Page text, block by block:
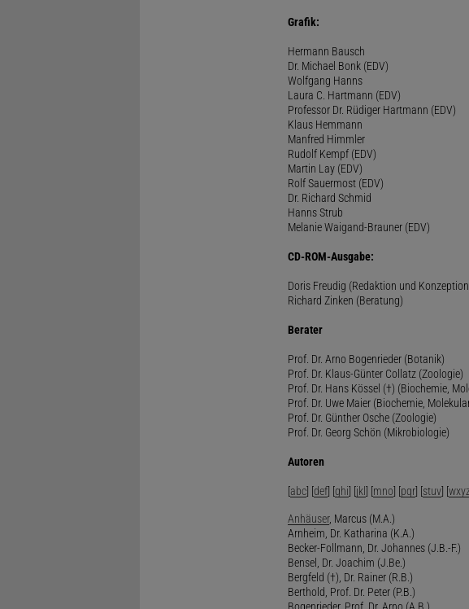
Grafik:
Hermann Bausch
Dr. Michael Bonk (EDV)
Wolfgang Hanns
Laura C. Hartmann (EDV)
Professor Dr. Rüdiger Hartmann (EDV)
Klaus Hemmann
Manfred Himmler
Rudolf Kempf (EDV)
Martin Lay (EDV)
Rolf Sauermost (EDV)
Dr. Richard Schmid
Hanns Strub
Melanie Waigand-Brauner (EDV)
CD-ROM-Ausgabe:
Doris Freudig (Redaktion und
Richard Zinken (Beratung)
Berater
Prof. Dr. Arno Bogenrieder (Botanik)
Prof. Dr. Klaus-Günter Collatz (Zoologie)
Prof. Dr. Hans Kössel (†) (Biochemie,
Prof. Dr. Uwe Maier (Biochemie,
Prof. Dr. Günther Osche (Zoologie)
Prof. Dr. Georg Schön (Mikrobiologie)
Autoren
[abc] [def] [ghi] [jkl] [mno] [pqr] [stuv] [
Anhäuser, Marcus (M.A.)
Arnheim, Dr. Katharina (K.A.)
Becker-Follmann, Dr. Johannes (J.B.-F.)
Bensel, Dr. Joachim (J.Be.)
Bergfeld (†), Dr. Rainer (R.B.)
Berthold, Prof. Dr. Peter (P.B.)